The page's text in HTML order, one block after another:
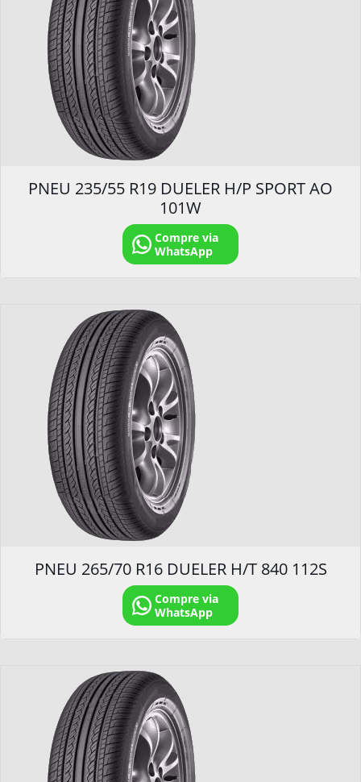
PNEU 235/55 R19 DUELER H/P SPORT AO
101W
Compre via
WhatsApp
PNEU 265/70 R16 DUELER H/T 840 112S
Compre via
WhatsApp